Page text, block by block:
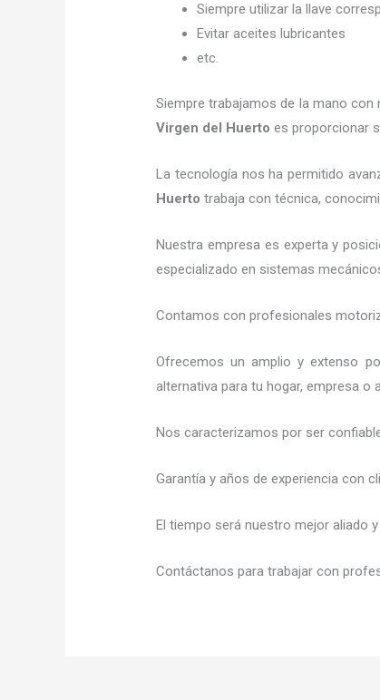
Siempre utilizar la llave
Evitar aceites lubricantes
etc.
Siempre trabajamos de la mano
Virgen del Huerto es proporcionar
La tecnología nos ha permitido
Huerto trabaja con técnica,
Nuestra empresa es experta y
especializado en sistemas
Contamos con profesionales
Ofrecemos un amplio y extenso
alternativa para tu hogar, empresa o
Nos caracterizamos por ser
Garantía y años de experiencia con
El tiempo será nuestro mejor aliado y
Contáctanos para trabajar con